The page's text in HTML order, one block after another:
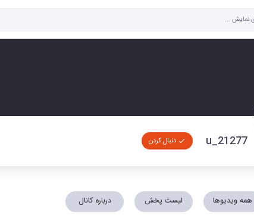
u_21277 دنبال کردن
همه ویدیوها لیست پخش درباره کانال